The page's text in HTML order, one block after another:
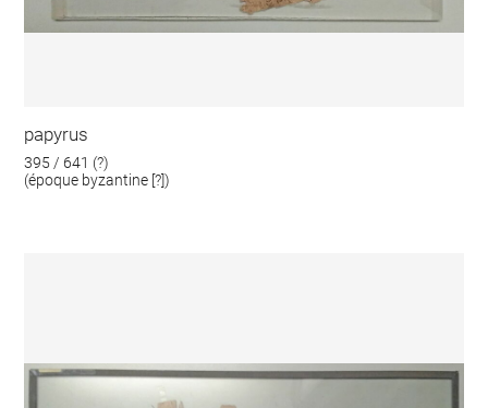
papyrus
395 / 641 (?)
(époque byzantine [?])